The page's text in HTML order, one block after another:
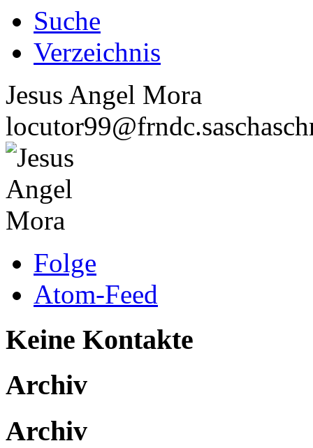
Suche
Verzeichnis
Jesus Angel Mora
Folge
Atom-Feed
Keine Kontakte
Archiv
Archiv